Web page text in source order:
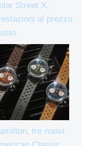
Street X,
al prezzo
tre nuovi